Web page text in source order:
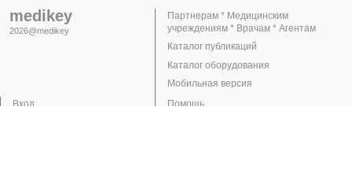
medikey
2026@medikey
Вход
Партнерам * Медицинским
учреждениям * Врачам * Агентам
Каталог публикаций
Каталог оборудования
Мобильная версия
Помощь